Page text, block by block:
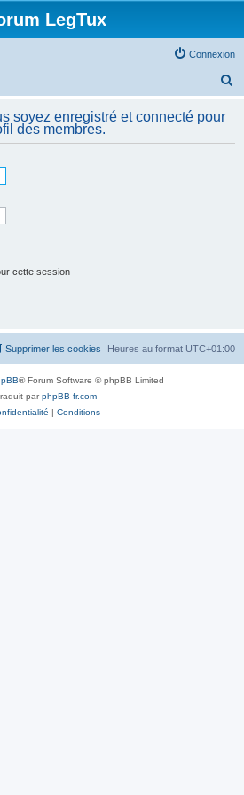
LegTux
Connexion
h
soyez enregistré et connecté pour
des membres.
cette session
Heures au format UTC+01:00
Supprimer les cookies
® Forum Software © phpBB Limited
parphpBB-fr.com
| Conditions